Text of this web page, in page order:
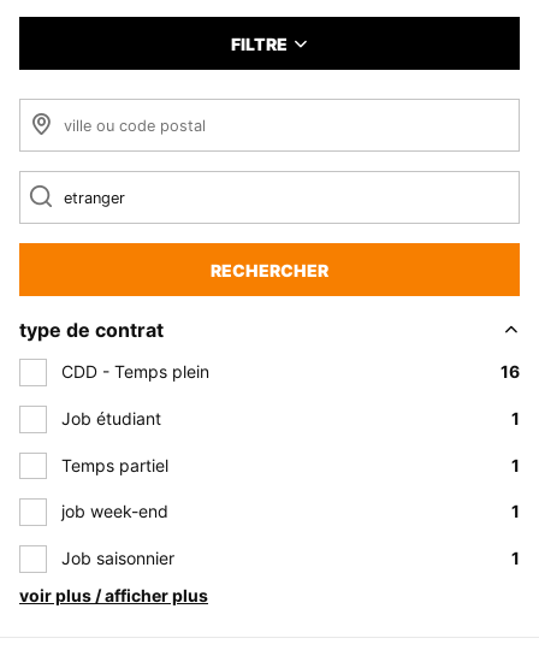
FILTRE
RECHERCHER
type de contrat
CDD - Temps plein 16
Job étudiant 1
Temps partiel 1
job week-end 1
Job saisonnier
1
voir plus / afficher plus